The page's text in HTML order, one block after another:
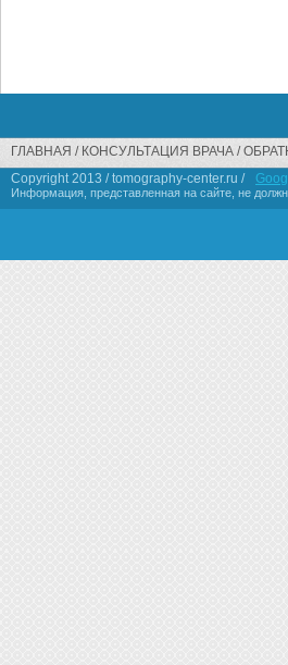
ГЛАВНАЯ КОНСУЛЬТАЦИЯ ВРАЧА
Copyright 2013 / tomography-center.ru /
Информация, представленная на сайте, не